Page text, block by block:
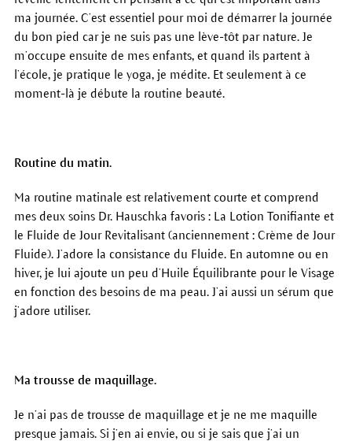
ma journée. C’est essentiel pour moi de démarrer la journée
du bon pied car je ne suis pas une lève-tôt par nature. Je
m’occupe ensuite de mes enfants, et quand ils partent à
l’école, je pratique le yoga, je médite. Et seulement à ce
moment-là je débute la routine beauté.
Routine du matin.
Ma routine matinale est relativement courte et comprend
mes deux soins Dr. Hauschka favoris : La Lotion Tonifiante et
le Fluide de Jour Revitalisant (anciennement : Crème de Jour
Fluide). J’adore la consistance du Fluide. En automne ou en
hiver, je lui ajoute un peu d’Huile Équilibrante pour le Visage
en fonction des besoins de ma peau. J’ai aussi un sérum que
j’adore utiliser.
Ma trousse de maquillage.
Je n’ai pas de trousse de maquillage et je ne me maquille
presque jamais. Si j’en ai envie, ou si je sais que j’ai un